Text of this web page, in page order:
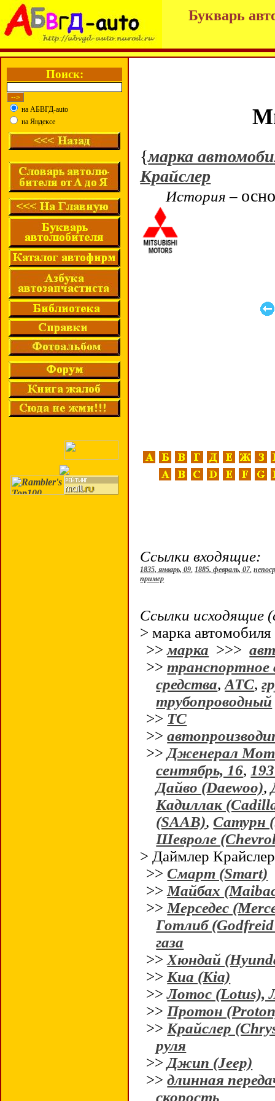
Букварь
Поиск:
на АБВГД-auto
на Яндексе
{марка
Крайслер
История –
Ссылки входящие:
1835, январь, 09,1885, февраль, 07,
пример
Ссылки исходящие
> марка автомобиля
>>марка >>>
>>транспортное
средства,АТС,
трубопроводный
>> ТС
>>
>>Дженерал
сентябрь, 16,
Дайво (Daewoo),
Кадиллак
(SAAB),Сатурн
Шевроле
> Даймлер
>>Смарт (Smart)
>> Майбах
>> Мерседес
Готлиб
газа
>> Хюндай
>> Киа (Kia)
>>Лотос (Lotus),
>> Протон
>> Крайслер
руля
>>Джип (Jeep)
>>длинная
скорость